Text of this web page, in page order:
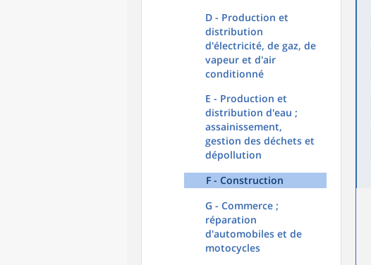
D - Production et
distribution
d'électricité, de gaz, de
vapeur et d'air
conditionné
E - Production et
distribution d'eau ;
assainissement,
gestion des déchets et
dépollution
F - Construction
G - Commerce ;
réparation
d'automobiles et de
motocycles